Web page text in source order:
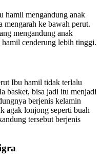
hamil mengandung anak
ke bawah perut.
mengandung anak
cenderung lebih tinggi.
Ibu hamil tidak terlalu
basket, bisa jadi itu menjadi
berjenis kelamin
agak lonjong seperti buah
tersebut berjenis